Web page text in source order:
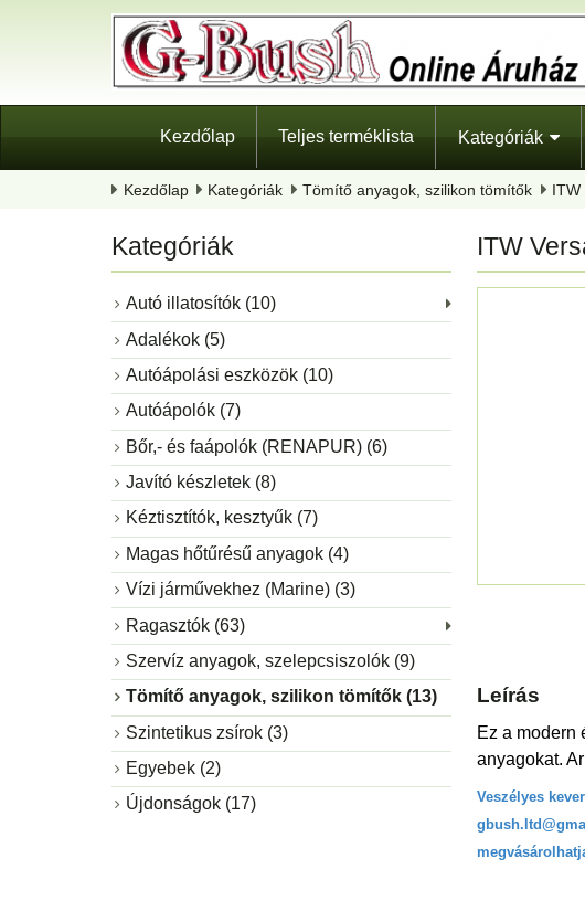
Kezdőlap Teljes terméklista Kategóriák
Kezdőlap Kategóriák Tömítő anyagok, szilikon tömítők ITW
ITW
Leírás
Ez a modern
anyagokat.
Veszélyes
Kategóriák
Autó illatosítók (10)
Adalékok (5)
Autóápolási eszközök (10)
Autóápolók (7)
Bőr,- és faápolók (RENAPUR) (6)
Javító készletek (8)
Kéztisztítók, kesztyűk (7)
Magas hőtűrésű anyagok (4)
Vízi járművekhez (Marine) (3)
Ragasztók (63)
Szervíz anyagok, szelepcsiszolók (9)
Tömítő anyagok, szilikon tömítők (13)
Szintetikus zsírok (3)
Egyebek (2)
Újdonságok (17)